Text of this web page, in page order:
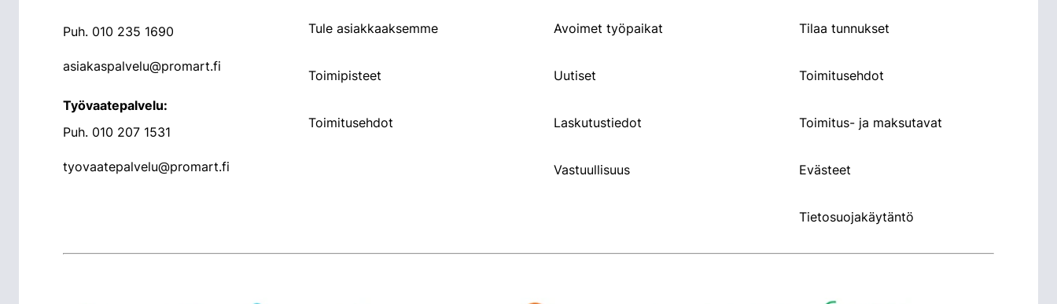
Puh. 010 235 1690
asiakaspalvelu@promart.fi
Työvaatepalvelu:
Puh. 010 207 1531
tyovaatepalvelu@promart.fi
Tule asiakkaaksemme
Toimipisteet
Toimitusehdot
Avoimet työpaikat
Uutiset
Laskutustiedot
Vastuullisuus
Tilaa tunnukset
Toimitusehdot
Toimitus- ja maksutavat
Evästeet
Tietosuojakäytäntö